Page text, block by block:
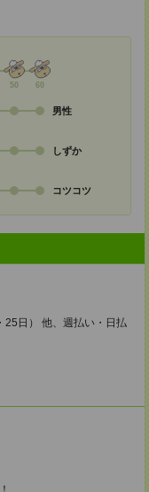
50 60
男性
しずか
コツコツ
25日） 他、週払い・日払